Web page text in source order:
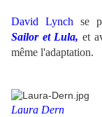
David Lynch
se
Sailor et Lula, et
même l'adaptation.
Laura Dern